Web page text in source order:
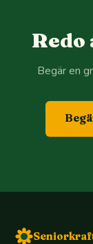
Redo
Begär en